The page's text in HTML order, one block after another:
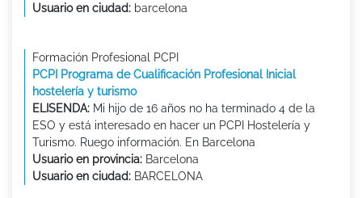
Usuario en ciudad: barcelona
Formación Profesional PCPI
PCPI Programa de Cualificación Profesional Inicial
hostelería y turismo
ELISENDA: Mi hijo de 16 años no ha terminado 4 de la
ESO y está interesado en hacer un PCPI Hostelería y
Turismo. Ruego información. En Barcelona
Usuario en provincia: Barcelona
Usuario en ciudad: BARCELONA